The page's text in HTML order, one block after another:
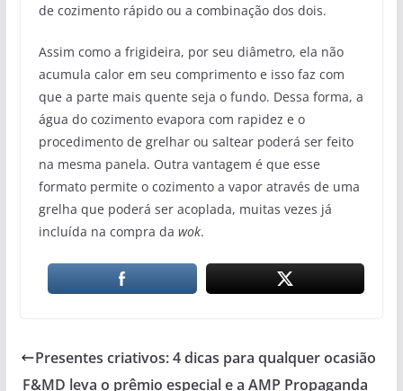
de cozimento rápido ou a combinação dos dois.
Assim como a frigideira, por seu diâmetro, ela não
acumula calor em seu comprimento e isso faz com
que a parte mais quente seja o fundo. Dessa forma, a
água do cozimento evapora com rapidez e o
procedimento de grelhar ou saltear poderá ser feito
na mesma panela. Outra vantagem é que esse
formato permite o cozimento a vapor através de uma
grelha que poderá ser acoplada, muitas vezes já
incluída na compra da wok.
Presentes criativos: 4 dicas para qualquer ocasião
F&MD leva o prêmio especial e a AMP Propaganda